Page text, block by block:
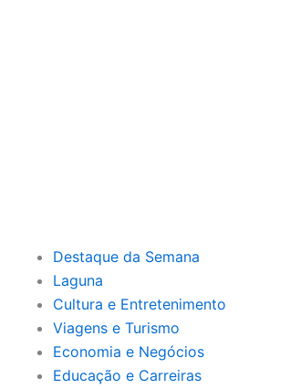
Destaque da Semana
Laguna
Cultura e Entretenimento
Viagens e Turismo
Economia e Negócios
Educação e Carreiras